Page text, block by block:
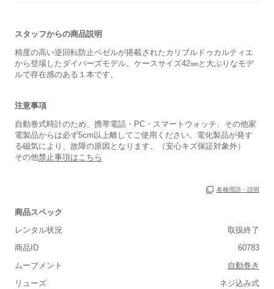
スタッフからの商品説明
精度の高い逆回転防止ベゼルが搭載されたカリブルドゥカルティエ
から登場したダイバーズモデル。ケースサイズ42㎜と大ぶりなモデ
ルで存在感のある１本です。
注意事項
自動巻式時計のため、携帯電話・PC・スマートウォッチ、その他家
電製品からは必ず5cm以上離してご使用ください。電化製品が発す
る磁気により、故障の原因となります。（安心キズ保証対象外）
その他禁止事項はこちら
各種用語・説明
商品スペック
レンタル状況
取扱終了
商品ID
60783
ムーブメント
自動巻き
リューズ
ネジ込み式
保証書